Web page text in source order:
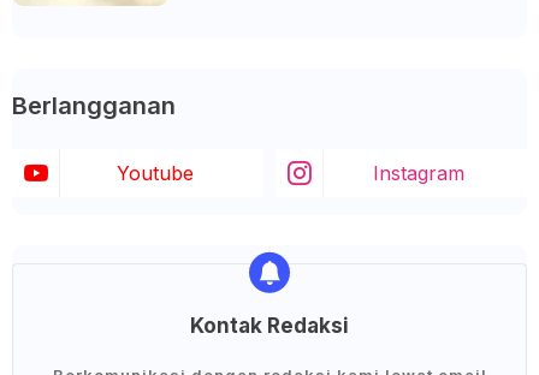
Berlangganan
Youtube Instagram
Kontak Redaksi